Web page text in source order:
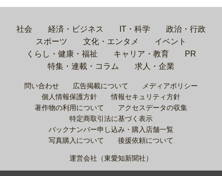
社会 経済・ビジネス IT・科学
政治・行政
スポーツ
文化・エンタメ
イベント
くらし・健康・福祉
キャリア・教育
PR
特集・連載・コラム
求人・企業
問い合わせ 広告掲載について
メディアポリシー
個人情報保護方針
情報セキュリティ方針
著作物の利用について
アクセスデータの収集
特定商取引法に基づく表示
バックナンバー申し込み・購入店舗一覧
写真購入について
後援依頼について
運営会社（東愛知新聞社）